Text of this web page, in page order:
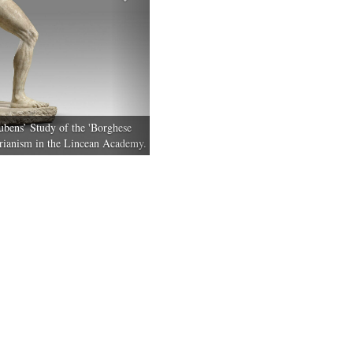
Study of the 'Borghese
in the Lincean Academy.